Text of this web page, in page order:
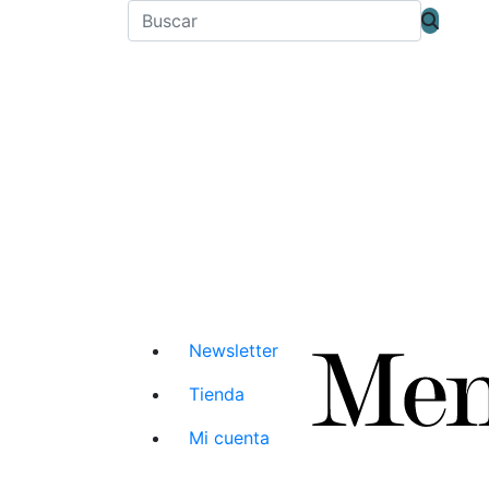
Newsletter
Tienda
Mi cuenta